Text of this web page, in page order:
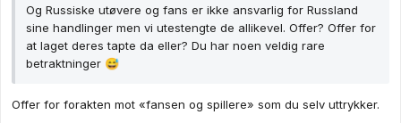
Og Russiske utøvere og fans er ikke ansvarlig for Russland
sine handlinger men vi utestengte de allikevel. Offer? Offer for
at laget deres tapte da eller? Du har noen veldig rare
betraktninger 😅
Offer for forakten mot «fansen og spillere» som du selv uttrykker.